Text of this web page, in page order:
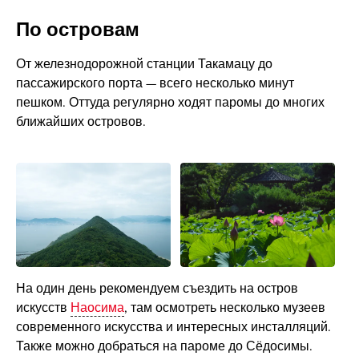
По островам
От железнодорожной станции Такамацу до
пассажирского порта — всего несколько минут
пешком. Оттуда регулярно ходят паромы до многих
ближайших островов.
На один день рекомендуем съездить на остров
искусств Наосима, там осмотреть несколько музеев
современного искусства и интересных инсталляций.
Также можно добраться на пароме до Сёдосимы.